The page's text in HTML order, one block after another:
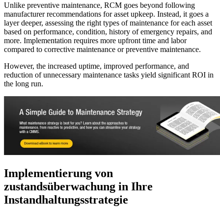
Analysen & Berichte
KPIs, individuelle Dashboards, Exporte
Behörden
Compliance und Beschaffung im öffentlichen Sektor
Unlike preventive maintenance, RCM goes beyond following
manufacturer recommendations for asset upkeep. Instead, it goes a
layer deeper, assessing the right types of maintenance for each asset
based on performance, condition, history of emergency repairs, and
more. Implementation requires more upfront time and labor
compared to corrective maintenance or preventive maintenance.
However, the increased uptime, improved performance, and
reduction of unnecessary maintenance tasks yield significant ROI in
the long run.
Implementierung von
zustandsüberwachung in Ihre
Instandhaltungsstrategie